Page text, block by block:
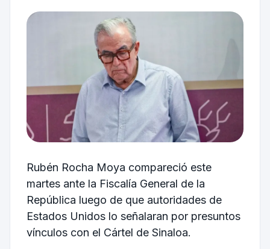
Rubén Rocha Moya compareció este
martes ante la Fiscalía General de la
República luego de que autoridades de
Estados Unidos lo señalaran por presuntos
vínculos con el Cártel de Sinaloa.